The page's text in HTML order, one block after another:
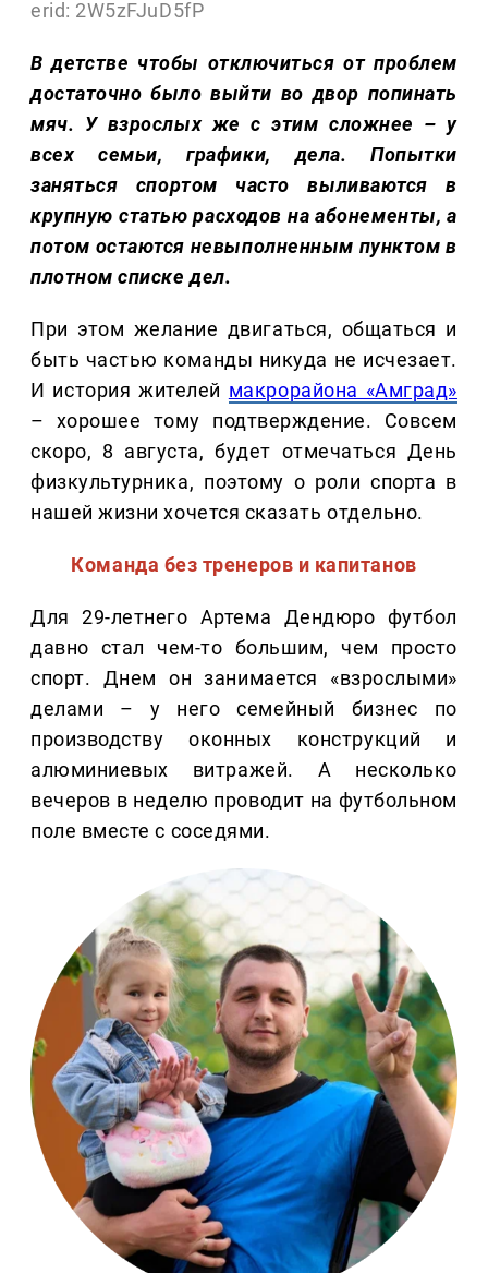
erid: 2W5zFJuD5fP
В детстве чтобы отключиться от проблем
достаточно было выйти во двор попинать
мяч. У взрослых же с этим сложнее – у
всех семьи, графики, дела. Попытки
заняться спортом часто выливаются в
крупную статью расходов на абонементы, а
потом остаются невыполненным пунктом в
плотном списке дел.
При этом желание двигаться, общаться и
быть частью команды никуда не исчезает.
И история жителей макрорайона «Амград»
– хорошее тому подтверждение. Совсем
скоро, 8 августа, будет отмечаться День
физкультурника, поэтому о роли спорта в
нашей жизни хочется сказать отдельно.
Команда без тренеров и капитанов
Для 29-летнего Артема Дендюро футбол
давно стал чем-то большим, чем просто
спорт. Днем он занимается «взрослыми»
делами – у него семейный бизнес по
производству оконных конструкций и
алюминиевых витражей. А несколько
вечеров в неделю проводит на футбольном
поле вместе с соседями.